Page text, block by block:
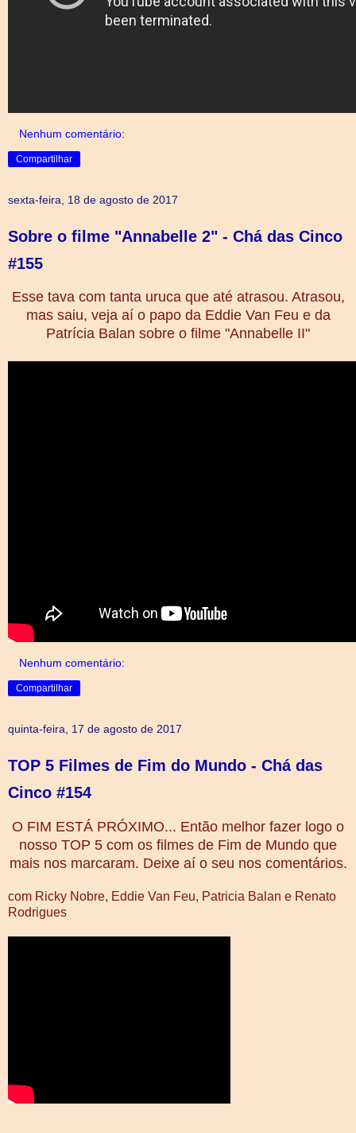
Nenhum comentário:
Compartilhar
sexta-feira, 18 de agosto de 2017
Sobre o filme "Annabelle 2" - Chá das Cinco
#155
Esse tava com tanta uruca que até atrasou. Atrasou,
mas saiu, veja aí o papo da Eddie Van Feu e da
Patrícia Balan sobre o filme "Annabelle II"
Nenhum comentário:
Compartilhar
quinta-feira, 17 de agosto de 2017
TOP 5 Filmes de Fim do Mundo - Chá das
Cinco #154
O FIM ESTÁ PRÓXIMO... Então melhor fazer logo o
nosso TOP 5 com os filmes de Fim de Mundo que
mais nos marcaram. Deixe aí o seu nos comentários.
com Ricky Nobre, Eddie Van Feu, Patricia Balan e Renato
Rodrigues